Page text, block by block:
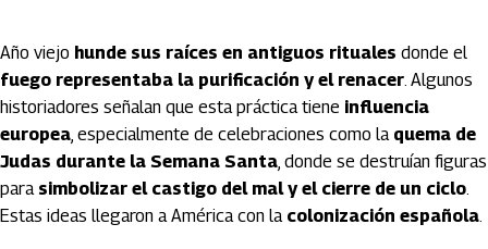
Año viejo hunde sus raíces en antiguos rituales donde el
fuego representaba la purificación y el renacer. Algunos
historiadores señalan que esta práctica tiene influencia
europea, especialmente de celebraciones como la quema de
Judas durante la Semana Santa, donde se destruían figuras
para simbolizar el castigo del mal y el cierre de un ciclo.
Estas ideas llegaron a América con la colonización española.